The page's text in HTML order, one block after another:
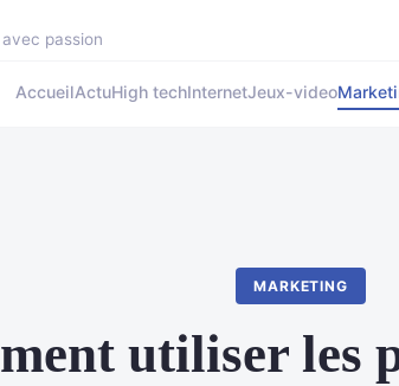
passion
AccueilActuHigh techInternetJeux-video
MARKETING
utiliser les